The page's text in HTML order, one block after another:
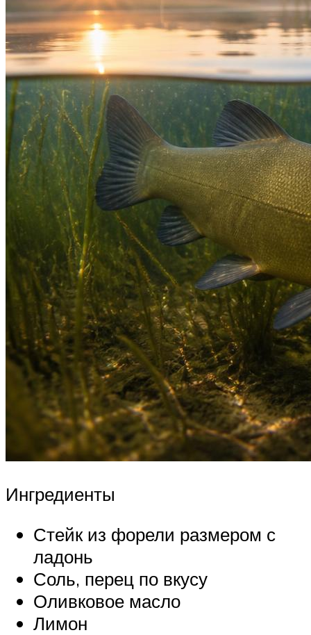
Ингредиенты
Стейк из форели размером с
ладонь
Соль, перец по вкусу
Оливковое масло
Лимон